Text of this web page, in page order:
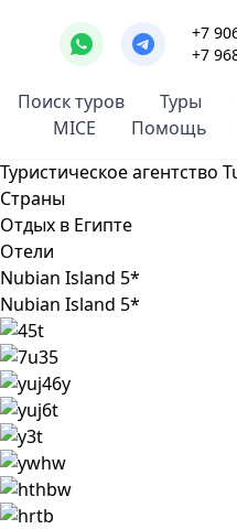
+7
+7
Поиск туров Туры
MICE
Помощь
Туристическое агентство
Страны
Отдых в Египте
Отели
Nubian Island 5*
Nubian Island 5*